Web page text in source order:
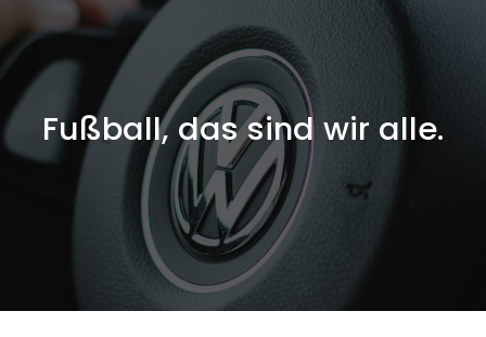
Fußball, das sind wir alle.